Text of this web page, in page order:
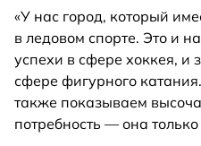
«У нас город, который
в ледовом спорте. Это и
успехи в сфере хоккея, и
сфере фигурного
также показываем
потребность — она